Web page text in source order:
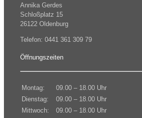
Annika Gerdes
Schloßplatz 15
26122 Oldenburg
Telefon: 0441 361 309 79
Öffnungszeiten
Montag:
09.00 – 18.00 Uhr
Dienstag:
09.00 – 18.00 Uhr
Mittwoch:
09.00 – 18.00 Uhr